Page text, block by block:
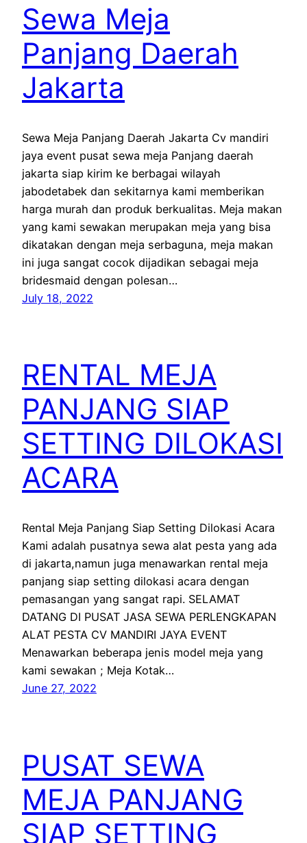
Sewa Meja
Panjang Daerah
Jakarta
Sewa Meja Panjang Daerah Jakarta Cv mandiri
jaya event pusat sewa meja Panjang daerah
jakarta siap kirim ke berbagai wilayah
jabodetabek dan sekitarnya kami memberikan
harga murah dan produk berkualitas. Meja makan
yang kami sewakan merupakan meja yang bisa
dikatakan dengan meja serbaguna, meja makan
ini juga sangat cocok dijadikan sebagai meja
bridesmaid dengan polesan…
July 18, 2022
RENTAL MEJA
PANJANG SIAP
SETTING DILOKASI
ACARA
Rental Meja Panjang Siap Setting Dilokasi Acara
Kami adalah pusatnya sewa alat pesta yang ada
di jakarta,namun juga menawarkan rental meja
panjang siap setting dilokasi acara dengan
pemasangan yang sangat rapi. SELAMAT
DATANG DI PUSAT JASA SEWA PERLENGKAPAN
ALAT PESTA CV MANDIRI JAYA EVENT
Menawarkan beberapa jenis model meja yang
kami sewakan ; Meja Kotak…
June 27, 2022
PUSAT SEWA
MEJA PANJANG
SIAP SETTING